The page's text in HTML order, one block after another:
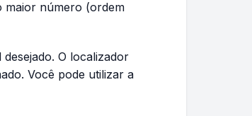
maior número (ordem
O localizador
Você pode utilizar a